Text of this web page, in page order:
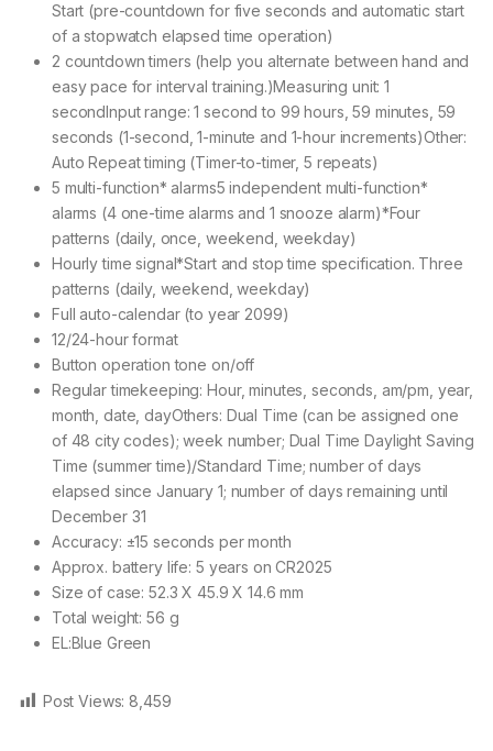
Start (pre-countdown for five seconds and automatic start
of a stopwatch elapsed time operation)
2 countdown timers (help you alternate between hand and
easy pace for interval training.)Measuring unit: 1
secondInput range: 1 second to 99 hours, 59 minutes, 59
seconds (1-second, 1-minute and 1-hour increments)Other:
Auto Repeat timing (Timer-to-timer, 5 repeats)
5 multi-function* alarms5 independent multi-function*
alarms (4 one-time alarms and 1 snooze alarm)*Four
patterns (daily, once, weekend, weekday)
Hourly time signal*Start and stop time specification. Three
patterns (daily, weekend, weekday)
Full auto-calendar (to year 2099)
12/24-hour format
Button operation tone on/off
Regular timekeeping: Hour, minutes, seconds, am/pm, year,
month, date, dayOthers: Dual Time (can be assigned one
of 48 city codes); week number; Dual Time Daylight Saving
Time (summer time)/Standard Time; number of days
elapsed since January 1; number of days remaining until
December 31
Accuracy: ±15 seconds per month
Approx. battery life: 5 years on CR2025
Size of case: 52.3 X 45.9 X 14.6 mm
Total weight: 56 g
EL:Blue Green
Post Views: 8,459